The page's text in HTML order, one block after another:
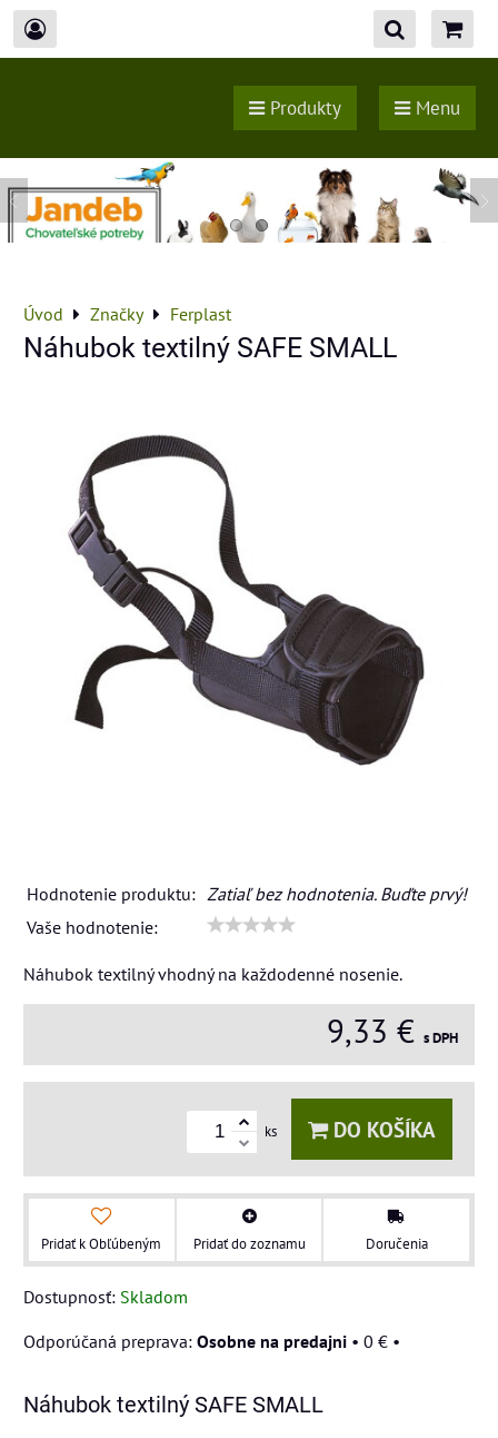
Produkty Menu
Úvod Značky Ferplast
Náhubok textilný SAFE SMALL
Hodnotenie produktu: Zatiaľ bez hodnotenia. Buďte prvý!
Vaše hodnotenie:
Náhubok textilný vhodný na každodenné nosenie.
9,33 € s DPH
ks DO KOŠÍKA
Pridať k Obľúbeným Pridať do zoznamu Doručenia
Dostupnosť: Skladom
Osobne na predajni • 0 € •
Náhubok textilný SAFE SMALL